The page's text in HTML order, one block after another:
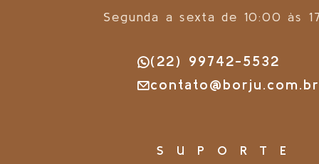
Segunda a sexta de 10:00 às
(22) 99742-5532
contato@borju.com.br
SUPORTE